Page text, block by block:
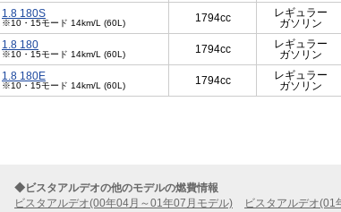
1.8 180S
※10・15モード 14km/L (60L) 1794cc
レギュラー
ガソリン
1.8 180
※10・15モード 14km/L (60L) 1794cc
レギュラー
ガソリン
1.8 180E
※10・15モード 14km/L (60L) 1794cc
レギュラー
ガソリン
◆ビスタアルデオの他のモデルの燃費情報
ビスタアルデオ(00年04月～01年07月モデル)
ビスタアルデオ(01